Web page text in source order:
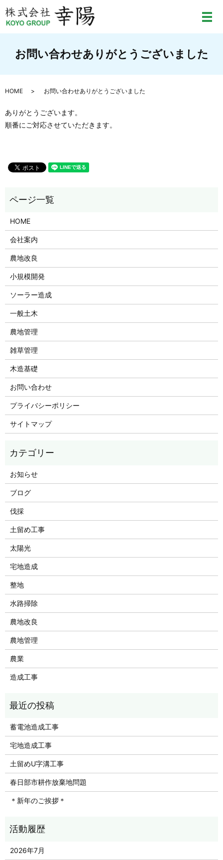
メ
お問い合わせありがとうございました
HOME お問い合わせありがとうございました
ありがとうございます。
順番にご対応させていただきます。
HOME
会社案内
農地改良
小規模開発
ソーラー造成
一般土木
農地管理
雑草管理
木造基礎
お問い合わせ
プライバシーポリシー
サイトマップ
お知らせ
ブログ
伐採
土留め工事
太陽光
宅地造成
整地
水路掃除
農地改良
農地管理
農業
造成工事
蓄電池造成工事
宅地造成工事
土留めU字溝工事
春日部市耕作放棄地問題
＊新年のご挨拶＊
2026年7月